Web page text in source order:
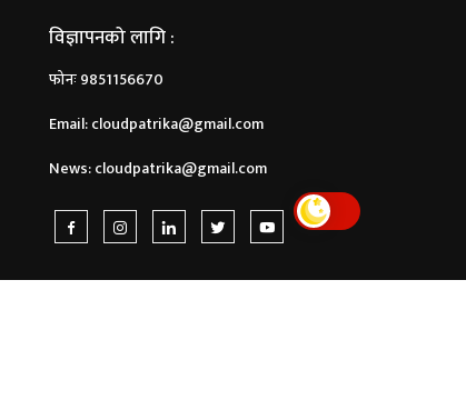
विज्ञापनको लागि :
फोनः 9851156670
Email:cloudpatrika@gmail.com
News:cloudpatrika@gmail.com